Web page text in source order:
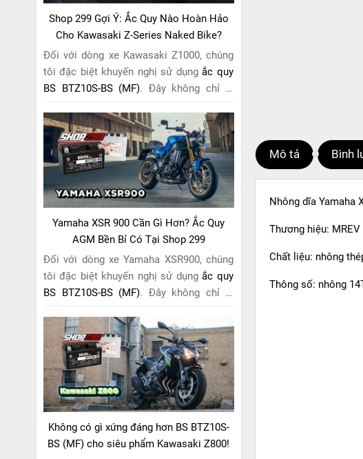
Mô tả Bình
Nhông dĩa Yamaha
Thương hiệu: MREV
Chất liệu: nhông
Thông số: nhông
Shop 299 Gợi Ý: Ắc Quy Nào Hoàn Hảo
Cho Kawasaki Z-Series Naked Bike?
Đối với dòng xe Kawasaki Z1000, chúng
tôi đặc biệt khuyến nghị sử dụng ắc quy
BS BTZ10S-BS (MF). Đây không chỉ là
giải pháp hoàn hảo được thiết kế dành
riêng cho "chiến mã" này. Vớicông nghệ
MF (Maintenance Free)tiên tiến, loại ắc
quy khô này hoàn toàn không cần bảo
dưỡng.
Yamaha XSR 900 Cần Gì Hơn? Ắc Quy
AGM Bền Bỉ Có Tại Shop 299
Đối với dòng xe Yamaha XSR900, chúng
tôi đặc biệt khuyến nghị sử dụng ắc quy
BS BTZ10S-BS (MF). Đây không chỉ là
giải pháp hoàn hảo được thiết kế dành
riêng cho "chiến mã" retro này. Với công
nghệ MF (Maintenance Free)tiên tiến,
loại ắc quy khô này hoàn toàn không cần
bảo dưỡng.
Không có gì xứng đáng hơn BS BTZ10S-
BS (MF) cho siêu phẩm Kawasaki Z800!